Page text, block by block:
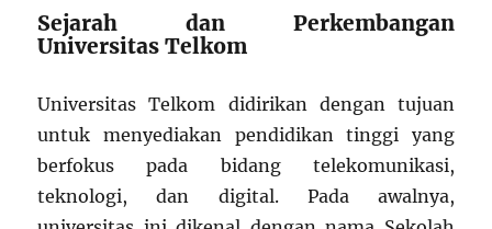
Sejarah dan Perkembangan
Universitas Telkom
Universitas Telkom didirikan dengan tujuan
untuk menyediakan pendidikan tinggi yang
berfokus pada bidang telekomunikasi,
teknologi, dan digital. Pada awalnya,